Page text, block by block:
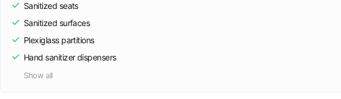
Sanitized seats
Sanitized surfaces
Plexiglass partitions
Hand sanitizer dispensers
Show all